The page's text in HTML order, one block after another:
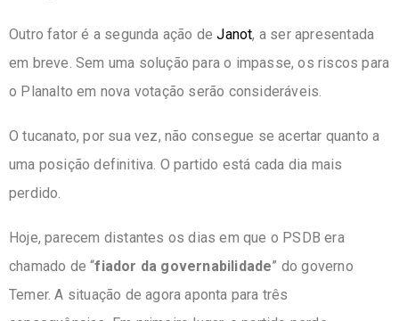
Outro fator é a segunda ação deJanot, a ser apresentada
em breve. Sem uma solução para o impasse, os riscos para
o Planalto em nova votação serão consideráveis.
O tucanato, por sua vez, não consegue se acertar quanto a
uma posição definitiva. O partido está cada dia mais
perdido.
Hoje, parecem distantes os dias em que o PSDB era
chamado de “fiador da governabilidade” do governo
Temer. A situação de agora aponta para três